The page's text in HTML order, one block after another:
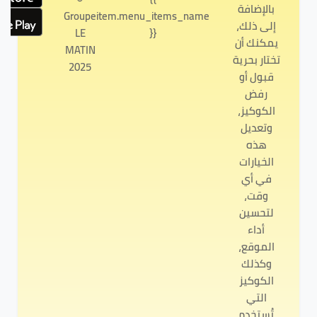
Groupe
LE
MATIN
2025
item.menu_items_name
}}
بالإضافة
إلى ذلك،
يمكنك أن
تختار بحرية
قبول أو
رفض
الكوكيز،
وتعديل
هذه
الخيارات
في أي
وقت،
لتحسين
أداء
الموقع،
وكذلك
الكوكيز
التي